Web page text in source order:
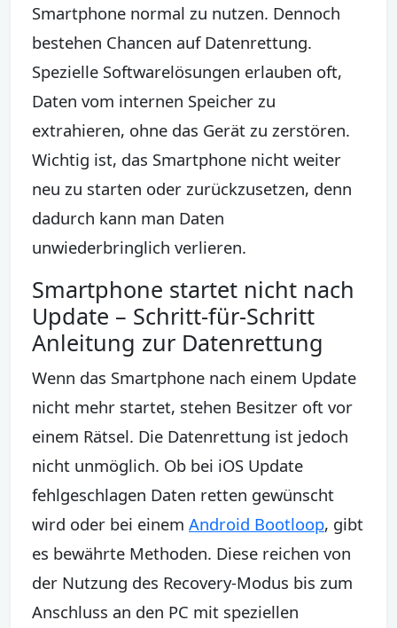
Smartphone normal zu nutzen. Dennoch
bestehen Chancen auf Datenrettung.
Spezielle Softwarelösungen erlauben oft,
Daten vom internen Speicher zu
extrahieren, ohne das Gerät zu zerstören.
Wichtig ist, das Smartphone nicht weiter
neu zu starten oder zurückzusetzen, denn
dadurch kann man Daten
unwiederbringlich verlieren.
Smartphone startet nicht nach
Update – Schritt-für-Schritt
Anleitung zur Datenrettung
Wenn das Smartphone nach einem Update
nicht mehr startet, stehen Besitzer oft vor
einem Rätsel. Die Datenrettung ist jedoch
nicht unmöglich. Ob bei iOS Update
fehlgeschlagen Daten retten gewünscht
wird oder bei einem Android Bootloop, gibt
es bewährte Methoden. Diese reichen von
der Nutzung des Recovery-Modus bis zum
Anschluss an den PC mit speziellen